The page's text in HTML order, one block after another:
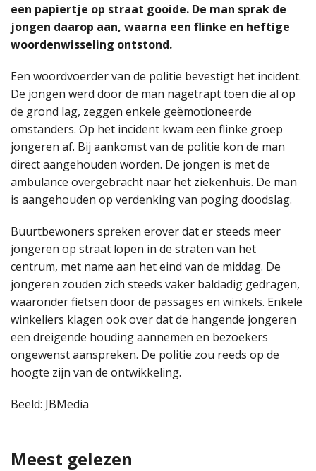
een papiertje op straat gooide. De man sprak de
jongen daarop aan, waarna een flinke en heftige
woordenwisseling ontstond.
Een woordvoerder van de politie bevestigt het incident.
De jongen werd door de man nagetrapt toen die al op
de grond lag, zeggen enkele geëmotioneerde
omstanders. Op het incident kwam een flinke groep
jongeren af. Bij aankomst van de politie kon de man
direct aangehouden worden. De jongen is met de
ambulance overgebracht naar het ziekenhuis. De man
is aangehouden op verdenking van poging doodslag.
Buurtbewoners spreken erover dat er steeds meer
jongeren op straat lopen in de straten van het
centrum, met name aan het eind van de middag. De
jongeren zouden zich steeds vaker baldadig gedragen,
waaronder fietsen door de passages en winkels. Enkele
winkeliers klagen ook over dat de hangende jongeren
een dreigende houding aannemen en bezoekers
ongewenst aanspreken. De politie zou reeds op de
hoogte zijn van de ontwikkeling.
Beeld: JBMedia
Meest gelezen